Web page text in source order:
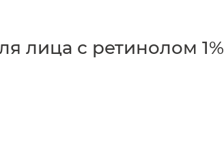
лица с ретинолом 1%